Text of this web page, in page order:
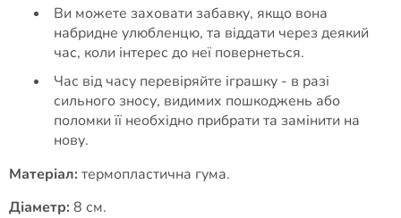
Ви можете заховати забавку, якщо вона
набридне улюбленцю, та віддати через деякий
час, коли інтерес до неї повернеться.
Час від часу перевіряйте іграшку - в разі
сильного зносу, видимих пошкоджень або
поломки її необхідно прибрати та замінити на
нову.
Матеріал: термопластична гума.
Діаметр: 8 см.